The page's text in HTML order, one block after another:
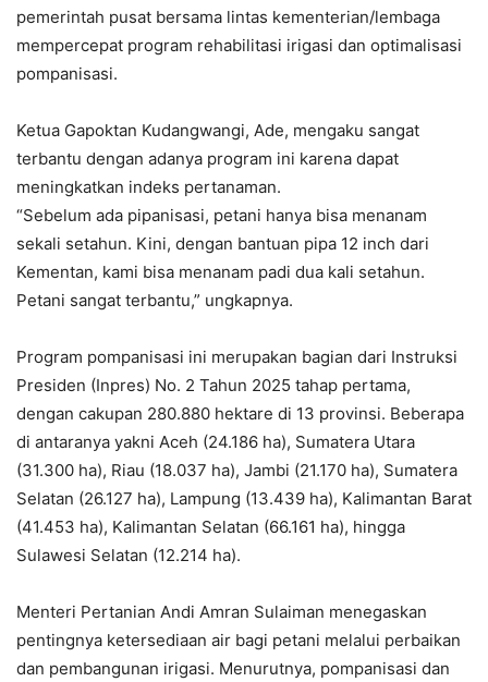
pemerintah pusat bersama lintas kementerian/lembaga
mempercepat program rehabilitasi irigasi dan optimalisasi
pompanisasi.
Ketua Gapoktan Kudangwangi, Ade, mengaku sangat
terbantu dengan adanya program ini karena dapat
meningkatkan indeks pertanaman.
“Sebelum ada pipanisasi, petani hanya bisa menanam
sekali setahun. Kini, dengan bantuan pipa 12 inch dari
Kementan, kami bisa menanam padi dua kali setahun.
Petani sangat terbantu,” ungkapnya.
Program pompanisasi ini merupakan bagian dari Instruksi
Presiden (Inpres) No. 2 Tahun 2025 tahap pertama,
dengan cakupan 280.880 hektare di 13 provinsi. Beberapa
di antaranya yakni Aceh (24.186 ha), Sumatera Utara
(31.300 ha), Riau (18.037 ha), Jambi (21.170 ha), Sumatera
Selatan (26.127 ha), Lampung (13.439 ha), Kalimantan Barat
(41.453 ha), Kalimantan Selatan (66.161 ha), hingga
Sulawesi Selatan (12.214 ha).
Menteri Pertanian Andi Amran Sulaiman menegaskan
pentingnya ketersediaan air bagi petani melalui perbaikan
dan pembangunan irigasi. Menurutnya, pompanisasi dan